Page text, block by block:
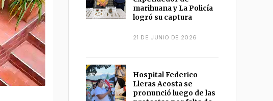
marihuana y La Policía
logró su captura
21 DE JUNIO DE 2026
Hospital Federico
Lleras Acosta se
pronunció luego de las